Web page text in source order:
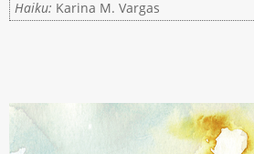
Haiku: Karina M. Vargas